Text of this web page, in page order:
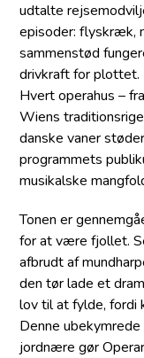
udtalte
episoder: flyskræk,
sammenstød
drivkraft for plottet.
Hvert operahus –
Wiens
danske vaner
programmets
musikalske
Tonen er
for at være fjollet.
afbrudt af
den tør lade et
lov til at fylde, fordi
Denne
jordnære gør